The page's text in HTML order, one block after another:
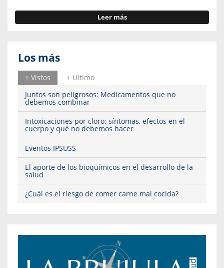
Leer más
Los más
+ Vistos
+ Ultimo
Juntos son peligrosos: Medicamentos que no
debemos combinar
Intoxicaciones por cloro: síntomas, efectos en el
cuerpo y qué no debemos hacer
Eventos IPSUSS
El aporte de los bioquímicos en el desarrollo de la
salud
¿Cuál es el riesgo de comer carne mal cocida?